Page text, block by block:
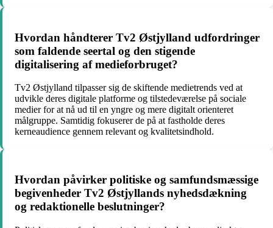
Hvordan håndterer Tv2 Østjylland udfordringer
som faldende seertal og den stigende
digitalisering af medieforbruget?
Tv2 Østjylland tilpasser sig de skiftende medietrends ved at
udvikle deres digitale platforme og tilstedeværelse på sociale
medier for at nå ud til en yngre og mere digitalt orienteret
målgruppe. Samtidig fokuserer de på at fastholde deres
kerneaudience gennem relevant og kvalitetsindhold.
Hvordan påvirker politiske og samfundsmæssige
begivenheder Tv2 Østjyllands nyhedsdækning
og redaktionelle beslutninger?